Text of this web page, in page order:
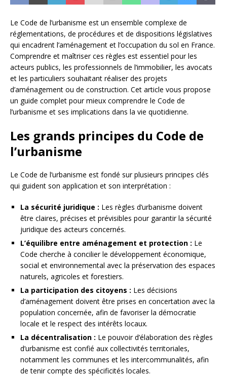
Le Code de l’urbanisme est un ensemble complexe de
réglementations, de procédures et de dispositions législatives
qui encadrent l’aménagement et l’occupation du sol en France.
Comprendre et maîtriser ces règles est essentiel pour les
acteurs publics, les professionnels de l’immobilier, les avocats
et les particuliers souhaitant réaliser des projets
d’aménagement ou de construction. Cet article vous propose
un guide complet pour mieux comprendre le Code de
l’urbanisme et ses implications dans la vie quotidienne.
Les grands principes du Code de
l’urbanisme
Le Code de l’urbanisme est fondé sur plusieurs principes clés
qui guident son application et son interprétation :
La sécurité juridique : Les règles d’urbanisme doivent
être claires, précises et prévisibles pour garantir la sécurité
juridique des acteurs concernés.
L’équilibre entre aménagement et protection : Le
Code cherche à concilier le développement économique,
social et environnemental avec la préservation des espaces
naturels, agricoles et forestiers.
La participation des citoyens : Les décisions
d’aménagement doivent être prises en concertation avec la
population concernée, afin de favoriser la démocratie
locale et le respect des intérêts locaux.
La décentralisation : Le pouvoir d’élaboration des règles
d’urbanisme est confié aux collectivités territoriales,
notamment les communes et les intercommunalités, afin
de tenir compte des spécificités locales.